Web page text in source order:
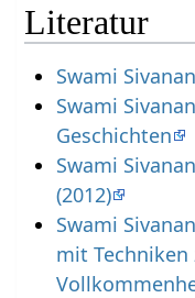
Literatur
Swami
Swami
Geschichten
Swami
(2012)
Swami
mit